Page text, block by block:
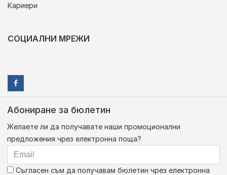
Кариери
СОЦИАЛНИ МРЕЖИ
Абониране за бюлетин
Желаете ли да получавате наши промоционални
предложения чрез електронна поща?
Съгласен съм да получавам бюлетин чрез електронна